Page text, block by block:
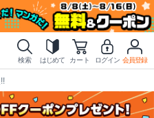
検索 はじめて カート ログイン 会員登録